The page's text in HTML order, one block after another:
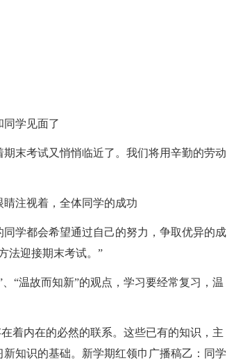
学见面了
末考试又悄悄临近了。我们将用辛勤的劳动
注视着，全体同学的成功
学都会希望通过自己的努力，争取优异的成
法迎接期末考试。”
“温故而知新”的观点，学习要经常复习，温
着内在的必然的联系。这些已有的知识，主
知识的基础。新学期红领巾广播稿乙：同学